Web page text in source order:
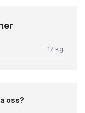
17 kg.
oss?